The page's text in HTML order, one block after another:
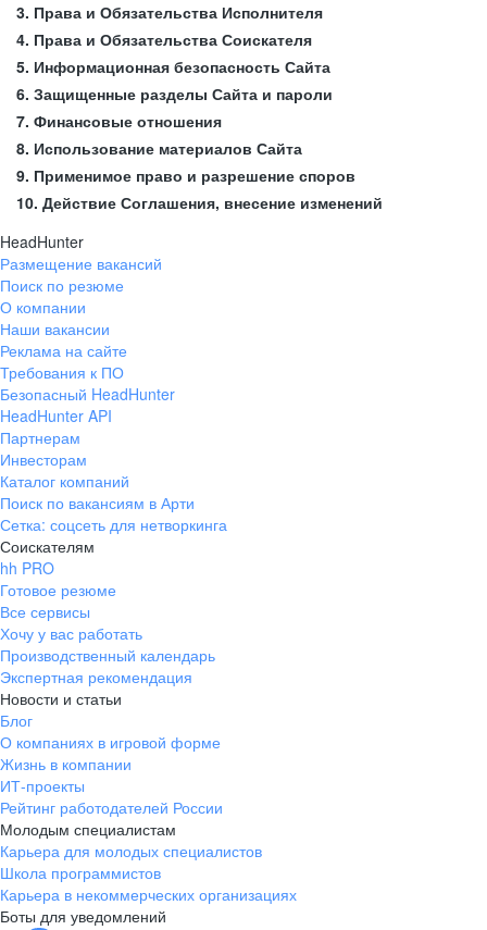
3. Права и Обязательства Исполнителя
4. Права и Обязательства Соискателя
5. Информационная безопасность Сайта
6. Защищенные разделы Сайта и пароли
7. Финансовые отношения
8. Использование материалов Сайта
9. Применимое право и разрешение споров
10. Действие Соглашения, внесение изменений
HeadHunter
Размещение вакансий
Поиск по резюме
О компании
Наши вакансии
Реклама на сайте
Требования к ПО
Безопасный HeadHunter
HeadHunter API
Партнерам
Инвесторам
Каталог компаний
Поиск по вакансиям в Арти
Сетка: соцсеть для нетворкинга
Соискателям
hh PRO
Готовое резюме
Все сервисы
Хочу у вас работать
Производственный календарь
Экспертная рекомендация
Новости и статьи
Блог
О компаниях в игровой форме
Жизнь в компании
ИТ-проекты
Рейтинг работодателей России
Молодым специалистам
Карьера для молодых специалистов
Школа программистов
Карьера в некоммерческих организациях
Боты для уведомлений